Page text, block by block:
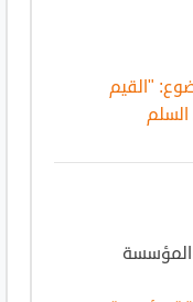
"القيم
المؤسسة